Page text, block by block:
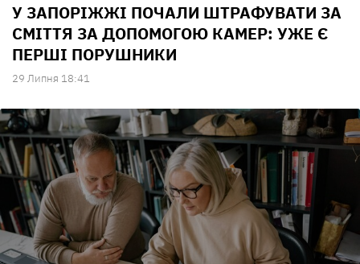
У ЗАПОРІЖЖІ ПОЧАЛИ ШТРАФУВАТИ ЗА
СМІТТЯ ЗА ДОПОМОГОЮ КАМЕР: УЖЕ Є
ПЕРШІ ПОРУШНИКИ
29 Липня 18:41